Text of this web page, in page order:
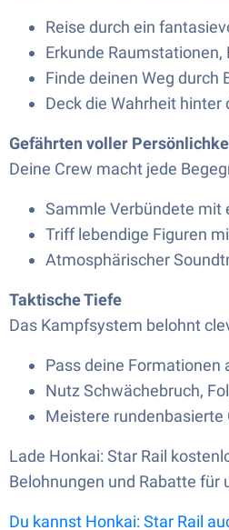
Reise durch ein
Erkunde
Finde deinen Weg durch
Deck die Wahrheit
Gefährten voller
Deine Crew macht jede
Sammle Verbündete mit
Triff lebendige Figuren
Atmosphärischer
Taktische Tiefe
Das Kampfsystem belohnt
Pass deine Formationen
Nutz Schwächebruch,
Meistere
Lade Honkai: Star Rail
Belohnungen und Rabatte
Du kannst Honkai: Star Rail